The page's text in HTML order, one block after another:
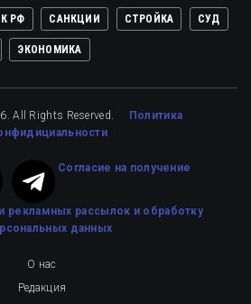
РФ САНКЦИИ СТРОЙКА СУД
ЭКОНОМИКА
All Rights Reserved.
Политика
Cогласие на получение
рекламных рассылок и обработку
данных
О нас
Редакция